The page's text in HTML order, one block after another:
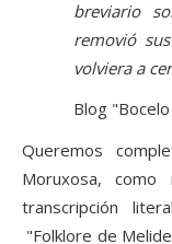
breviario
removió
volviera a
Blog
Queremos
Moruxosa,
transcripción
"Folklore de